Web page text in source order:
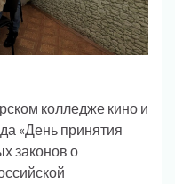
колледже кино и
«День принятия
законов о